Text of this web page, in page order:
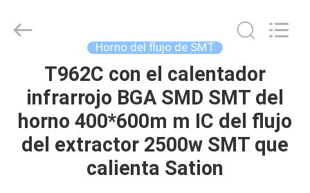
HOGAR
PRODUCTOS
CHARMHIGH
TECHNOLOGY
Horno del flujo de SMT
T962C con el calentador
infrarrojo BGA SMD SMT del
horno 400*600m m IC del flujo
del extractor 2500w SMT que
calienta Sation